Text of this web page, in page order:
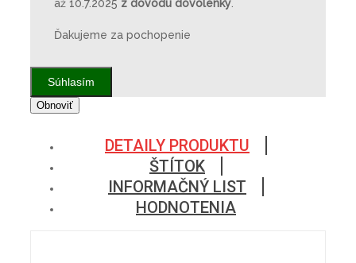
až 10.7.2025 z dôvodu dovolenky
Ďakujeme za pochopenie
Súhlasím
DETAILY PRODUKTU
ŠTÍTOK
INFORMAČNÝ LIST
HODNOTENIA